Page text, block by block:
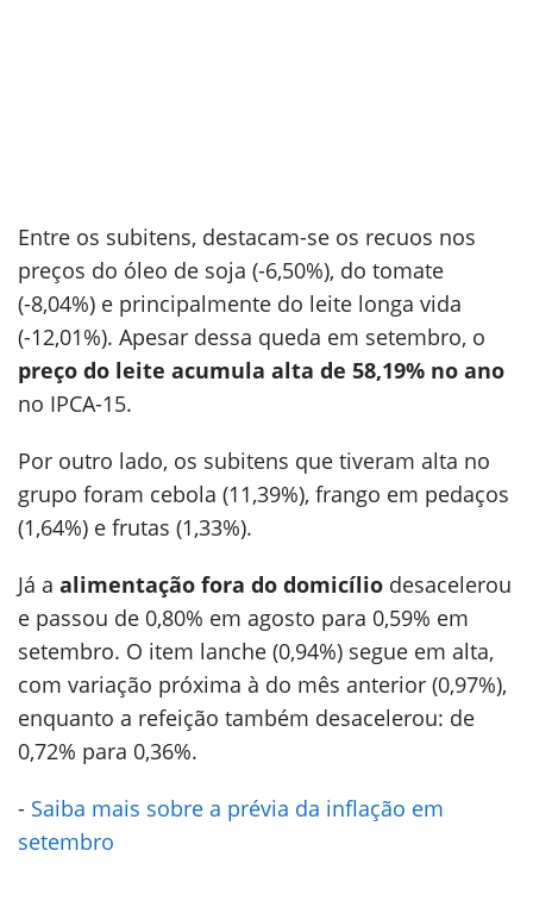
Entre os subitens, destacam-se os recuos nos
preços do óleo de soja (-6,50%), do tomate
(-8,04%) e principalmente do leite longa vida
(-12,01%). Apesar dessa queda em setembro, o
preço do leite acumula alta de 58,19% no ano
no IPCA-15.
Por outro lado, os subitens que tiveram alta no
grupo foram cebola (11,39%), frango em pedaços
(1,64%) e frutas (1,33%).
Já a alimentação fora do domicílio desacelerou
e passou de 0,80% em agosto para 0,59% em
setembro. O item lanche (0,94%) segue em alta,
com variação próxima à do mês anterior (0,97%),
enquanto a refeição também desacelerou: de
0,72% para 0,36%.
- Saiba mais sobre a prévia da inflação em
setembro